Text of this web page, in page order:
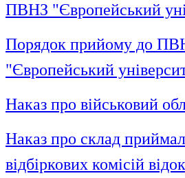
ПВНЗ "Європейський
Порядок прийому до
"Європейський
Наказ про військовий
Наказ про склад
відбіркових комісій